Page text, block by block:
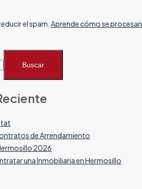
el spam. Aprende cómo se
Buscar
de Arrendamiento
2026
una Inmobiliaria en Hermosillo